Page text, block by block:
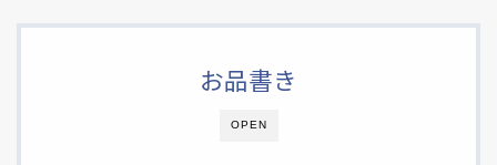
OPEN
お品書き